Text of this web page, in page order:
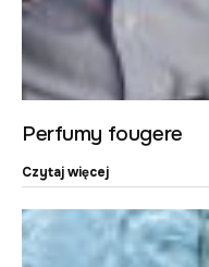
Perfumy fougere
Czytaj więcej